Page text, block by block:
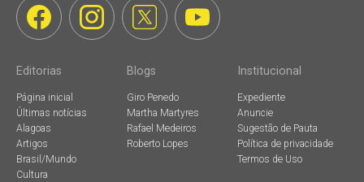
Editorias
Página inicial
Últimas notícias
Alagoas
Artigos
Brasil/Mundo
Cultura
Blogs
Giro Penedo
Martha Martyres
Rafael Medeiros
Roberto Lopes
Institucional
Expediente
Anuncie
Sugestão de Pauta
Política de privacidade
Termos de Uso